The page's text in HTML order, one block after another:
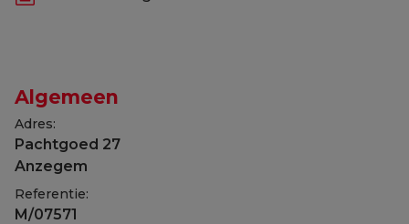
Algemeen
Adres:
Pachtgoed 27
Anzegem
Referentie:
M/07571